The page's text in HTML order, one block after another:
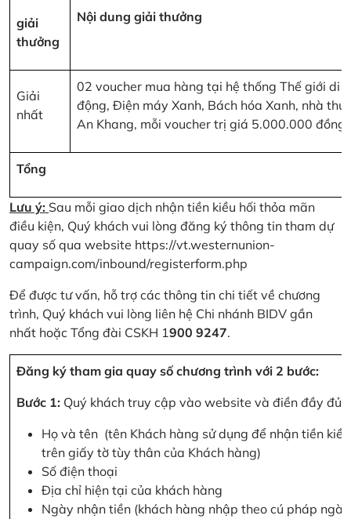
giải
thưởng
Nội dung giải thưởng
Giải
nhất
02 voucher mua hàng tại hệ thống Thế giới di
động, Điện máy Xanh, Bách hóa Xanh, nhà
An Khang, mỗi voucher trị giá 5.000.000 đồng
Tổng
Lưu ý: Sau mỗi giao dịch nhận tiền kiều hối thỏa mãn
điều kiện, Quý khách vui lòng đăng ký thông tin tham dự
quay số qua website https://vt.westernunion-
campaign.com/inbound/registerform.php
Để được tư vấn, hỗ trợ các thông tin chi tiết về chương
trình, Quý khách vui lòng liên hệ Chi nhánh BIDV gần
nhất hoặc Tổng đài CSKH 1900 9247.
Đăng ký tham gia quay số chương trình với 2 bước:
Bước 1: Quý khách truy cập vào website và điền đầy đủ
Họ và tên (tên Khách hàng sử dụng để nhận tiền
trên giấy tờ tùy thân của Khách hàng)
Số điện thoại
Địa chỉ hiện tại của khách hàng
Ngày nhận tiền (khách hàng nhập theo cú pháp